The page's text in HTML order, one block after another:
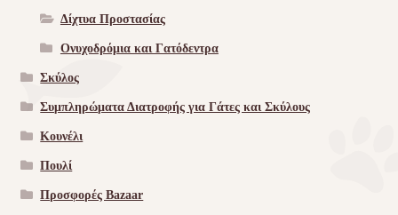
Δίχτυα Προστασίας
Ονυχοδρόμια και Γατόδεντρα
Σκύλος
Συμπληρώματα Διατροφής για Γάτες και Σκύλους
Κουνέλι
Πουλί
Προσφορές Bazaar